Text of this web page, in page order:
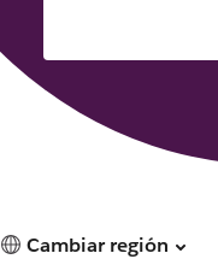
Cambiar región